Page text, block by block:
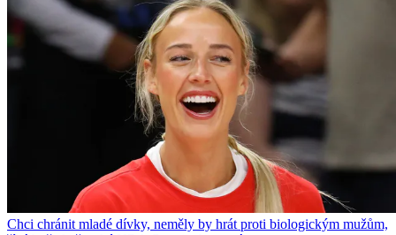
Chci chránit mladé dívky, neměly by hrát proti biologickým mužům,